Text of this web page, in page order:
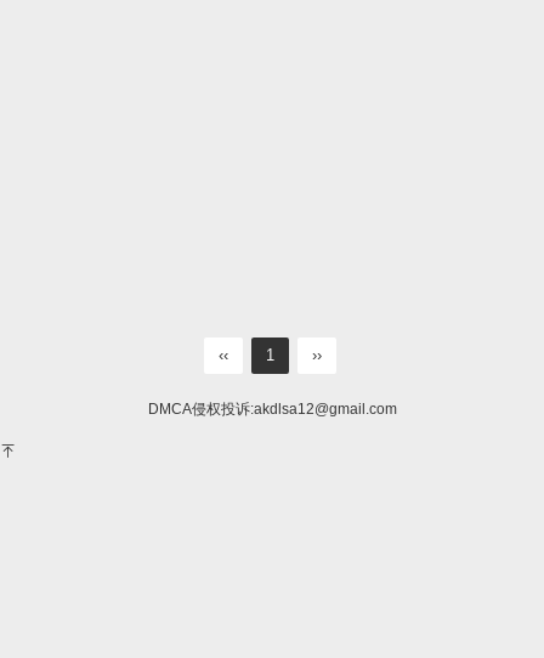
‹‹ 1 ››
DMCA侵权投诉:akdlsa12@gmail.com